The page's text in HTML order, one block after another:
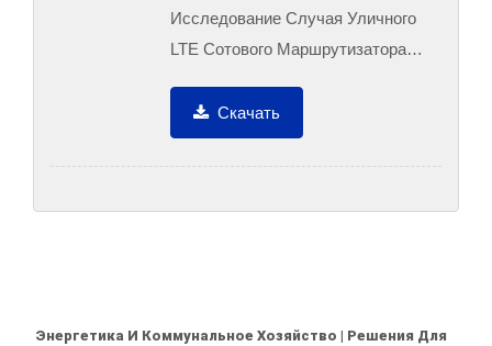
Исследование Случая Уличного
LTE Сотового Маршрутизатора
Скачать
Энергетика И Коммунальное Хозяйство | Решения Для